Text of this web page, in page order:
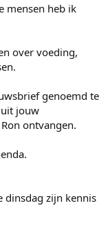
mensen heb ik
over voeding,
genoemd te
uit jouw
ontvangen.
dinsdag zijn kennis